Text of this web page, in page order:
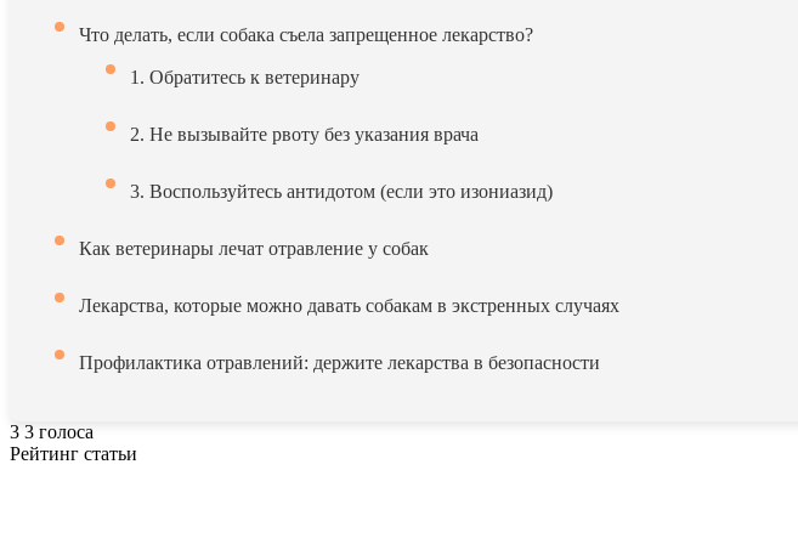
Что делать, если собака съела запрещенное лекарство?
1. Обратитесь к ветеринару
2. Не вызывайте рвоту без указания врача
3. Воспользуйтесь антидотом (если это изониазид)
Как ветеринары лечат отравление у собак
Лекарства, которые можно давать собакам в экстренных случаях
Профилактика отравлений: держите лекарства в безопасности
3 3 голоса
Рейтинг статьи